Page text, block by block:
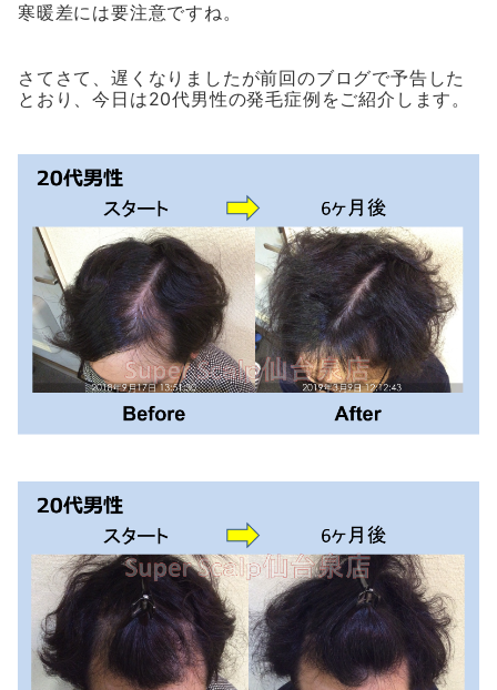
寒暖差には要注意ですね。
さてさて、遅くなりましたが前回のブログで予告した
とおり、今日は20代男性の発毛症例をご紹介します。